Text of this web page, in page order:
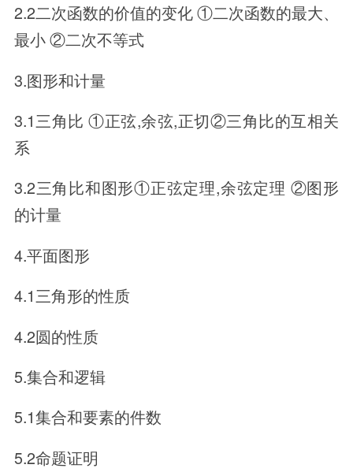
2.2二次函数的价值的变化 ①二次函数的最大、
最小 ②二次不等式
3.图形和计量
3.1三角比 ①正弦,余弦,正切②三角比的互相关
系
3.2三角比和图形①正弦定理,余弦定理 ②图形
的计量
4.平面图形
4.1三角形的性质
4.2圆的性质
5.集合和逻辑
5.1集合和要素的件数
5.2命题证明